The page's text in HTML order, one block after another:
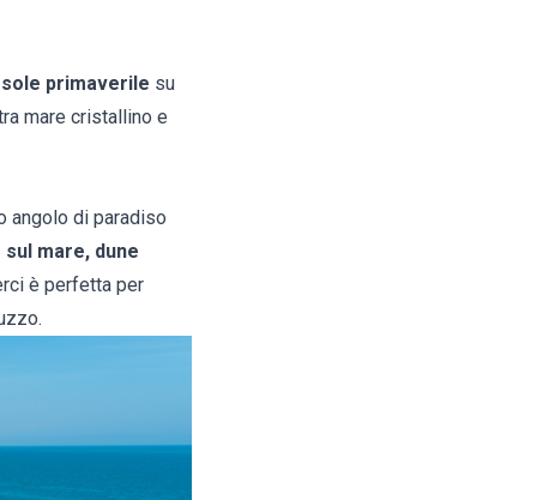
primaverile su
mare cristallino e
angolo di paradiso
mare, dune
è perfetta per